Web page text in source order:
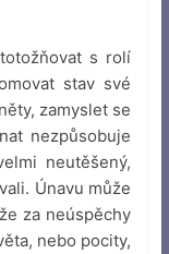
s rolí
stav své
zamyslet se
nezpůsobuje
neutěšený,
Únavu může
za neúspěchy
nebo pocity,